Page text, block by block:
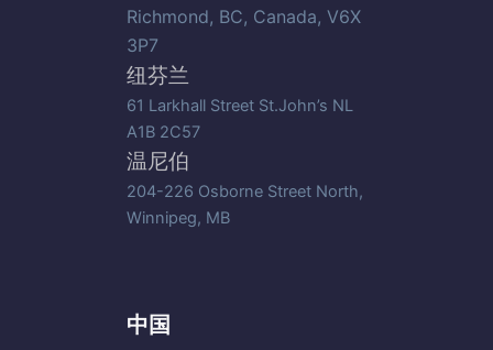
Richmond, BC, Canada, V6X
3P7
纽芬兰
61 Larkhall Street St.John’s NL
A1B 2C57
温尼伯
204-226 Osborne Street North,
Winnipeg, MB
中国